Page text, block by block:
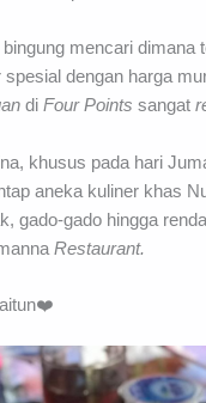
Tao Yuanmilik
bersama
spesial dengan harga
diFour Pointssangat
khusus pada hari
gado-gado hingga